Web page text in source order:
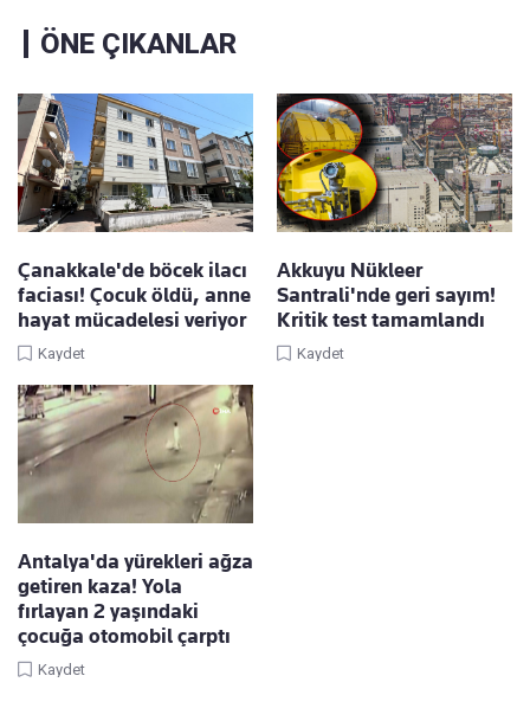
ÖNE ÇIKANLAR
Çanakkale'de böcek ilacı
faciası! Çocuk öldü, anne
hayat mücadelesi veriyor
Kaydet
Akkuyu Nükleer
Santrali'nde geri sayım!
Kritik test tamamlandı
Kaydet
Antalya'da yürekleri ağza
getiren kaza! Yola
fırlayan 2 yaşındaki
çocuğa otomobil çarptı
Kaydet